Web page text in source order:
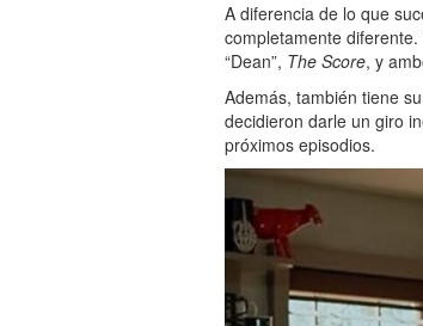
A diferencia de lo que
completamente
“Dean”, The Score, y
Además, también tiene
decidieron darle un giro
próximos episodios.